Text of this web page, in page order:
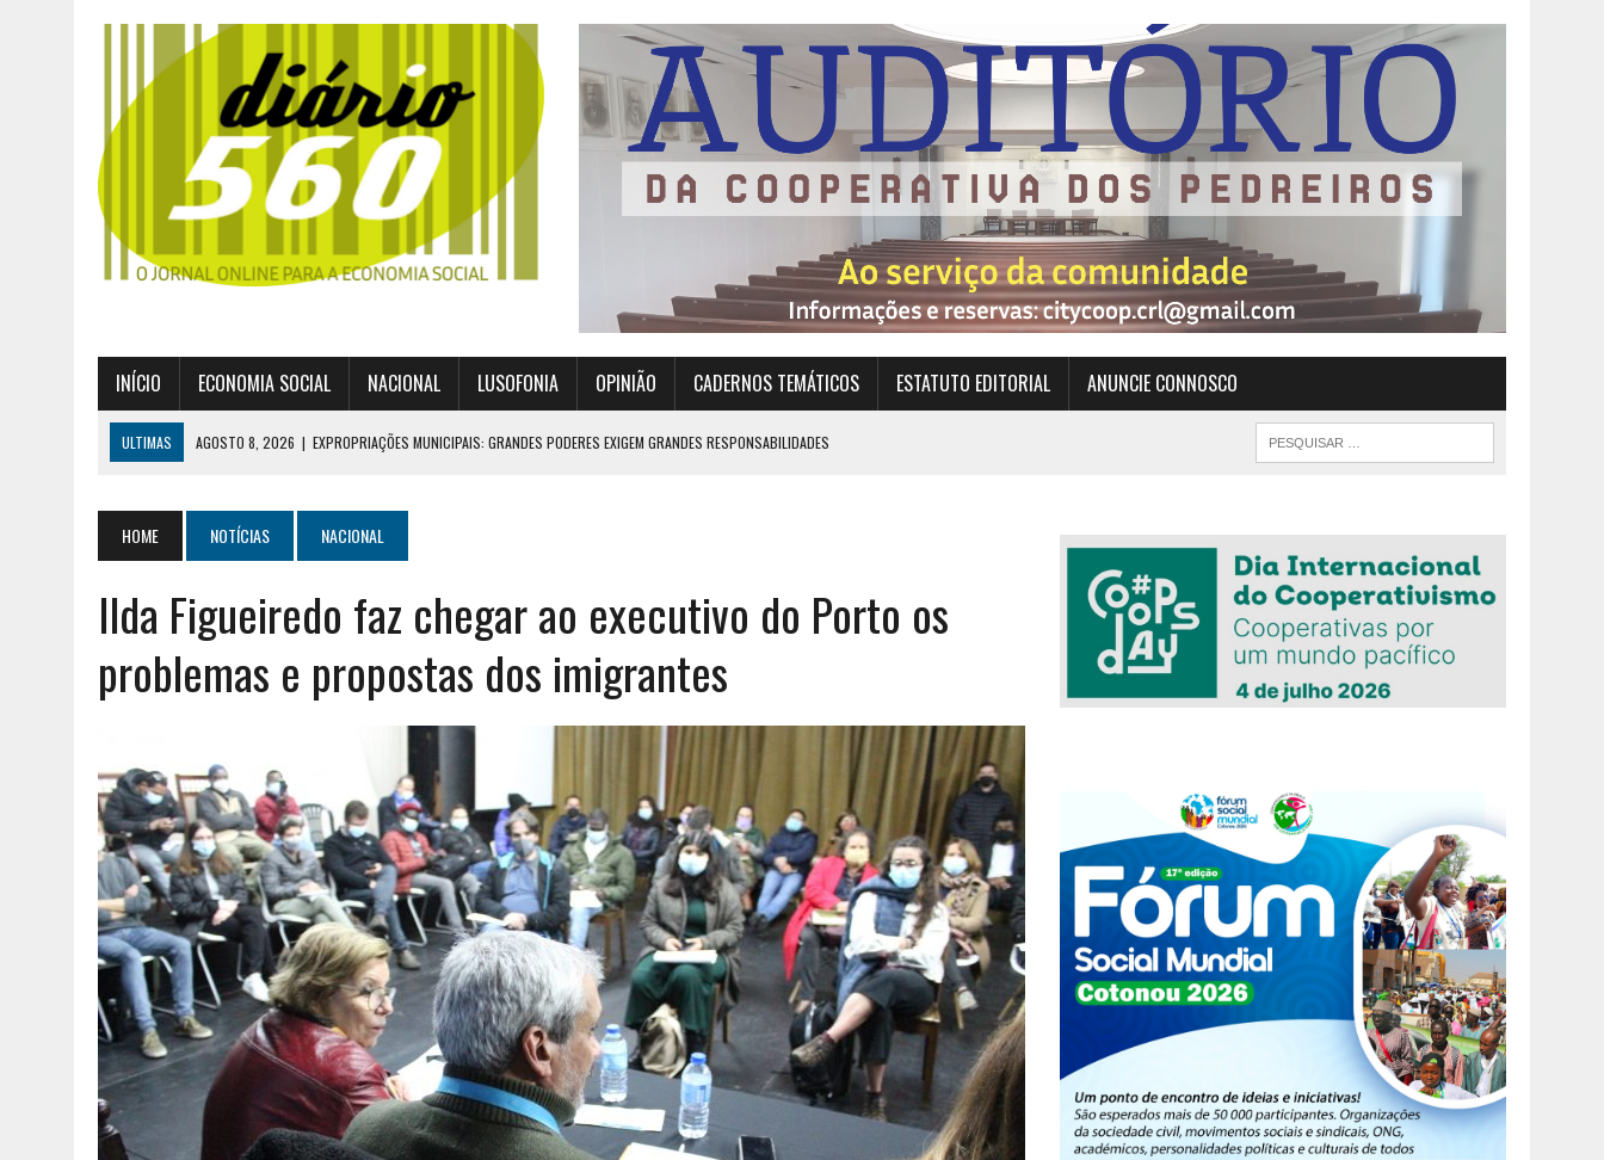
INÍCIO ECONOMIA SOCIAL NACIONAL LUSOFONIA OPINIÃO CADERNOS TEMÁTICOS ESTATUTO EDITORIAL ANUNCIE CONNOSCO
ULTIMAS AGOSTO 8, 2026 | EXPROPRIAÇÕES MUNICIPAIS: GRANDES PODERES EXIGEM GRANDES RESPONSABILIDADES
GERAÇÃO Z É UM MOVIMENTO DE LUTA DE CLASSES
JULHO 30, 2026 | PUBLICADO POR DECRETO-LEI NOVO ENQUADRAMENTO INSTITUCIONAL DA SUPERVISÃO COOPERATIVA
AGOSTO 8, 2026
ENCONTRO NACIONAL DA MÚTUA DE PESCADORES TERÁ LUGAR EM OUTUBRO
HOME NOTÍCIAS NACIONAL
Ilda Figueiredo faz chegar ao executivo do Porto os
problemas e propostas dos imigrantes